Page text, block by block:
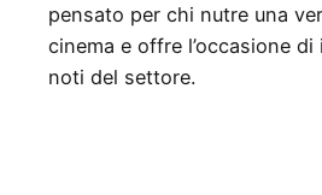
pensato per chi nutre una
cinema e offre l’occasione
noti del settore.